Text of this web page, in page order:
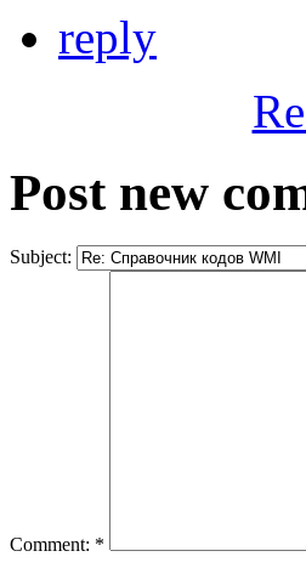
reply
Post new
Subject:
Comment: *